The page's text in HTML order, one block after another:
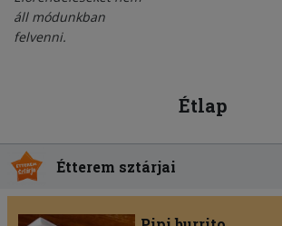
áll módunkban
felvenni.
Étlap
Étterem sztárjai